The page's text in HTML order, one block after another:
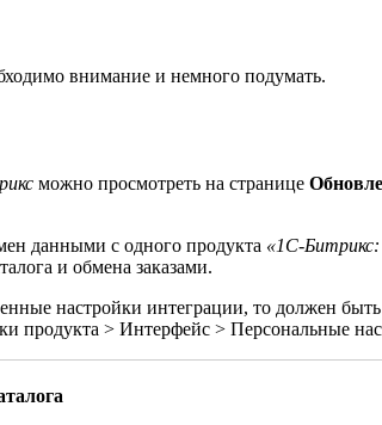
внимание и немного подумать.
можно просмотреть на странице
данными с одного продукта «1С-
и обмена заказами.
настройки интеграции, то должен
продукта > Интерфейс > Персональные